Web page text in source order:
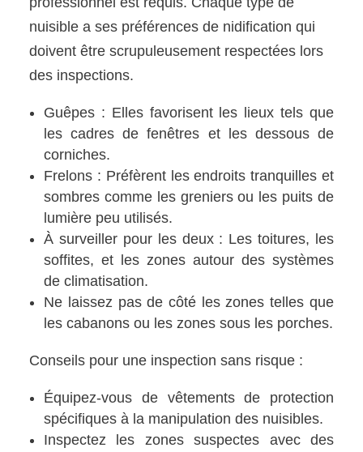
nuisible a ses préférences de nidification qui
doivent être scrupuleusement respectées lors
des inspections.
Guêpes : Elles favorisent les lieux tels que
les cadres de fenêtres et les dessous de
corniches.
Frelons : Préfèrent les endroits tranquilles et
sombres comme les greniers ou les puits de
lumière peu utilisés.
À surveiller pour les deux : Les toitures, les
soffites, et les zones autour des systèmes
de climatisation.
Ne laissez pas de côté les zones telles que
les cabanons ou les zones sous les porches.
Conseils pour une inspection sans risque :
Équipez-vous de vêtements de protection
spécifiques à la manipulation des nuisibles.
Inspectez les zones suspectes avec des